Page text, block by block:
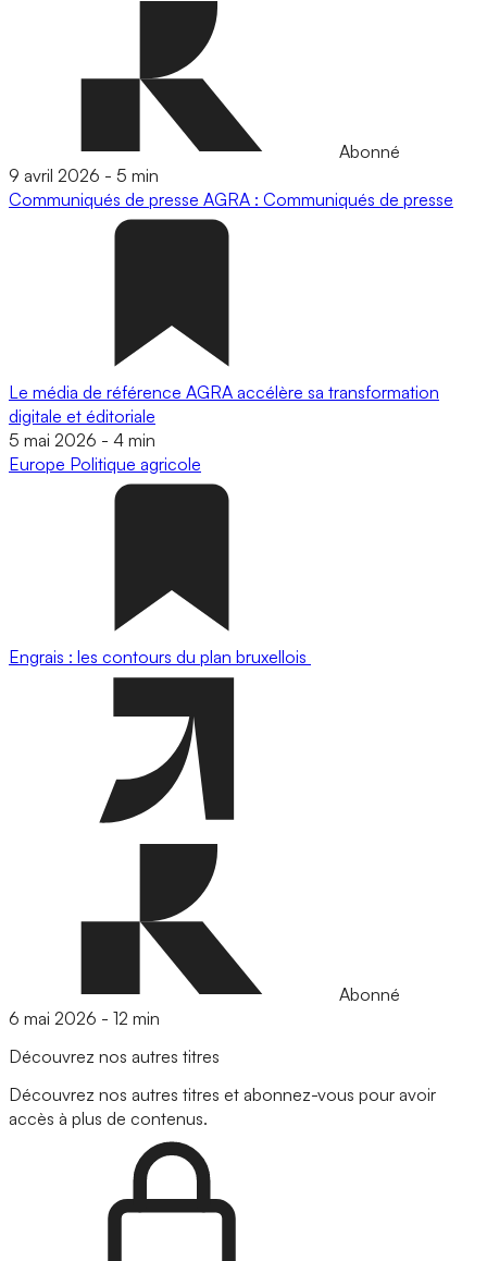
Abonné
9 avril 2026 - 5 min
Communiqués de presse AGRA : Communiqués de presse
Le média de référence AGRA accélère sa transformation
digitale et éditoriale
5 mai 2026 - 4 min
Europe Politique agricole
Engrais : les contours du plan bruxellois
Abonné
6 mai 2026 - 12 min
Découvrez nos autres titres
Découvrez nos autres titres et abonnez-vous pour avoir
accès à plus de contenus.